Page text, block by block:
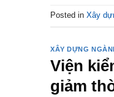
Posted in Xây
XÂY DỰNG
Viện
giảm